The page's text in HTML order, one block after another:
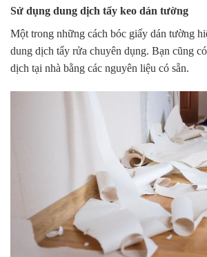
Sử dụng dung dịch tẩy keo dán tường
Một trong những cách bóc giấy dán tường
dung dịch tẩy rửa chuyên dụng. Bạn cũng
dịch tại nhà bằng các nguyên liệu có sẵn.